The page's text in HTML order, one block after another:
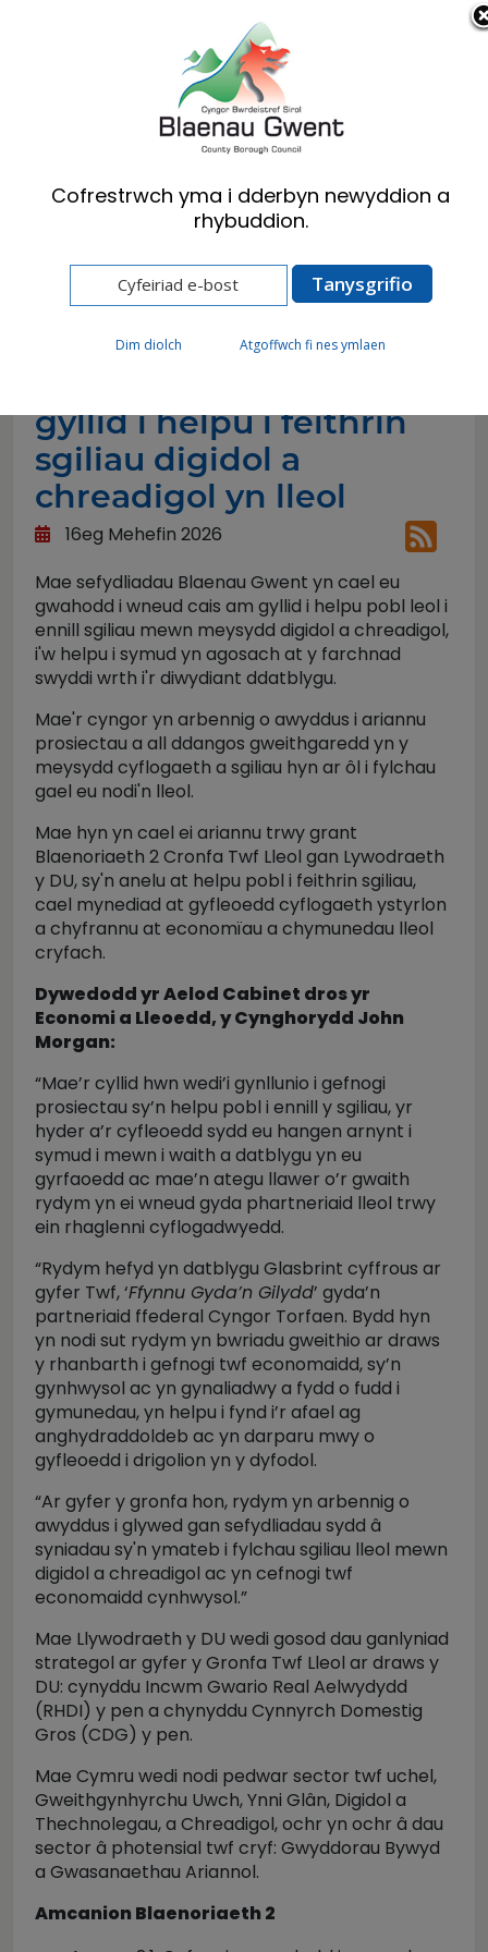
Cymraeg English
Newyddion
sgiliau digidol a chreadigol yn lleol
gyllid i helpu i feithrin
sgiliau digidol a
chreadigol yn lleol
16eg Mehefin 2026
Mae sefydliadau Blaenau Gwent yn cael eu
gwahodd i wneud cais am gyllid i helpu pobl leol i
ennill sgiliau mewn meysydd digidol a chreadigol,
i'w helpu i symud yn agosach at y farchnad
swyddi wrth i'r diwydiant ddatblygu.
Mae'r cyngor yn arbennig o awyddus i ariannu
prosiectau a all ddangos gweithgaredd yn y
meysydd cyflogaeth a sgiliau hyn ar ôl i fylchau
gael eu nodi'n lleol.
Mae hyn yn cael ei ariannu trwy grant
Blaenoriaeth 2 Cronfa Twf Lleol gan Lywodraeth
y DU, sy'n anelu at helpu pobl i feithrin sgiliau,
cael mynediad at gyfleoedd cyflogaeth ystyrlon
a chyfrannu at economïau a chymunedau lleol
cryfach.
Dywedodd yr Aelod Cabinet dros yr
Economi a Lleoedd, y Cynghorydd John
Morgan:
“Mae’r cyllid hwn wedi’i gynllunio i gefnogi
prosiectau sy’n helpu pobl i ennill y sgiliau, yr
hyder a’r cyfleoedd sydd eu hangen arnynt i
symud i mewn i waith a datblygu yn eu
gyrfaoedd ac mae’n ategu llawer o’r gwaith
rydym yn ei wneud gyda phartneriaid lleol trwy
ein rhaglenni cyflogadwyedd.
“Rydym hefyd yn datblygu Glasbrint cyffrous ar
gyfer Twf, ‘Ffynnu Gyda’n Gilydd’ gyda’n
partneriaid ffederal Cyngor Torfaen. Bydd hyn
yn nodi sut rydym yn bwriadu gweithio ar draws
y rhanbarth i gefnogi twf economaidd, sy’n
gynhwysol ac yn gynaliadwy a fydd o fudd i
gymunedau, yn helpu i fynd i’r afael ag
anghydraddoldeb ac yn darparu mwy o
gyfleoedd i drigolion yn y dyfodol.
“Ar gyfer y gronfa hon, rydym yn arbennig o
awyddus i glywed gan sefydliadau sydd â
syniadau sy'n ymateb i fylchau sgiliau lleol mewn
digidol a chreadigol ac yn cefnogi twf
economaidd cynhwysol.”
Mae Llywodraeth y DU wedi gosod dau ganlyniad
strategol ar gyfer y Gronfa Twf Lleol ar draws y
DU: cynyddu Incwm Gwario Real Aelwydydd
(RHDI) y pen a chynyddu Cynnyrch Domestig
Gros (CDG) y pen.
Mae Cymru wedi nodi pedwar sector twf uchel,
Gweithgynhyrchu Uwch, Ynni Glân, Digidol a
Thechnolegau, a Chreadigol, ochr yn ochr â dau
sector â photensial twf cryf: Gwyddorau Bywyd
a Gwasanaethau Ariannol.
Amcanion Blaenoriaeth 2
Cofrestrwch yma i dderbyn newyddion a
rhybuddion.
Dim diolch Atgoffwch fi nes ymlaen